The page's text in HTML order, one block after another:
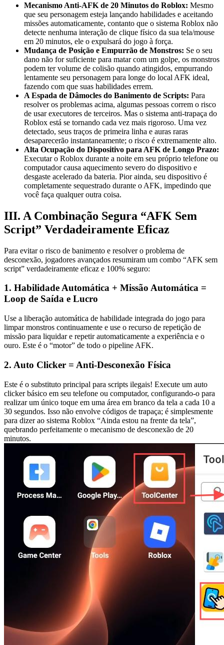
Mecanismo Anti-AFK de 20 Minutos do Roblox: Mesmo
que seu personagem esteja lançando habilidades e aceitando
missões automaticamente, contanto que o sistema Roblox não
detecte nenhuma interação de clique físico da sua tela/mouse
em 20 minutos, ele o expulsará do jogo à força.
Mudança de Posição e Empurrão de Monstros: Se o seu
dano não for suficiente para matar com um golpe, os monstros
podem ter volume de colisão quando atingidos, empurrando
lentamente seu personagem para longe do local AFK ideal,
fazendo com que suas habilidades errem.
A Espada de Dâmocles do Banimento de Scripts: Para
resolver os problemas acima, algumas pessoas correm o risco
de usar executores de terceiros. Mas o sistema anti-trapaça do
Roblox está se tornando cada vez mais rigoroso. Uma vez
detectado, seus traços de primeira linha e auras raras
desaparecerão instantaneamente; o risco é extremamente alto.
Alta Ocupação do Dispositivo para AFK de Longo Prazo:
Executar o Roblox durante a noite em seu próprio telefone ou
computador causa aquecimento severo do dispositivo e
desgaste acelerado da bateria. Pior ainda, seu dispositivo é
completamente sequestrado durante o AFK, impedindo que
você faça qualquer outra coisa.
III. A Combinação Segura “AFK Sem
Script” Verdadeiramente Eficaz
Para evitar o risco de banimento e resolver o problema de
desconexão, jogadores avançados resumiram um combo “AFK sem
script” verdadeiramente eficaz e 100% seguro:
1. Habilidade Automática + Missão Automática =
Loop de Saída e Lucro
Use a liberação automática de habilidade integrada do jogo para
limpar monstros continuamente e use o recurso de repetição de
missão para liquidar e repetir automaticamente a experiência e o
ouro. Este é o “motor” de todo o pipeline AFK.
2. Auto Clicker = Anti-Desconexão Física
Este é o substituto principal para scripts ilegais! Execute um auto
clicker básico em seu telefone ou computador, configurando-o para
realizar um único toque em uma área em branco da tela a cada 10 a
30 segundos. Isso não envolve códigos de trapaça; é simplesmente
para dizer ao sistema Roblox “Ainda estou na frente da tela”,
quebrando perfeitamente o mecanismo de desconexão de 20
minutos.